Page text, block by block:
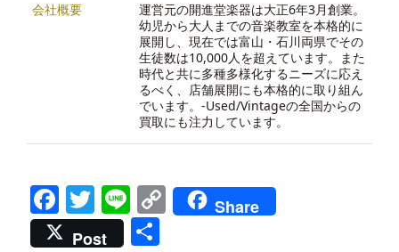
会社概要
運営元の開進堂楽器は大正6年3月創業。
幼児から大人までの音楽教室を本格的に
展開し、現在では富山・石川両県でその
生徒数は10,000人を超えています。また
時代と共に多種多様化するニーズに応え
るべく、店舗展開にも本格的に取り組ん
でいます。-Used/Vintageの全国からの
買取にも注力しています。
Facebook
Twitter
LineCopy
Link
Share
Post